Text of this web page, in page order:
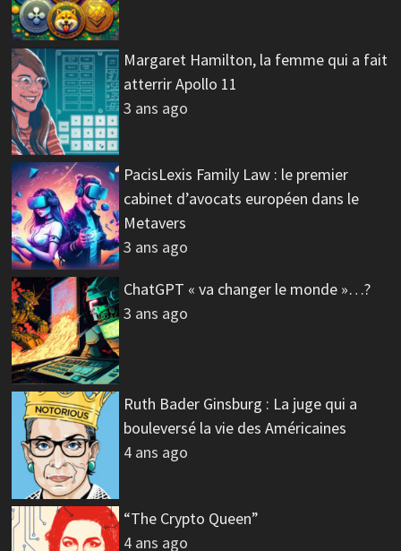
Margaret Hamilton, la femme qui a fait
atterrir Apollo 11
3 ans ago
PacisLexis Family Law : le premier
cabinet d’avocats européen dans le
Metavers
3 ans ago
ChatGPT « va changer le monde »…?
3 ans ago
Ruth Bader Ginsburg : La juge qui a
bouleversé la vie des Américaines
4 ans ago
“The Crypto Queen”
4 ans ago